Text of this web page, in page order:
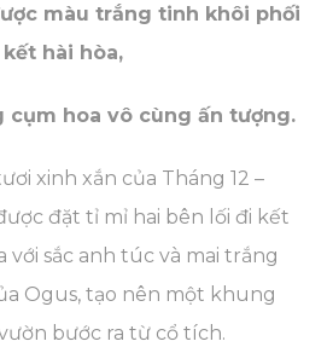
màu trắng tinh khôi phối
kết hài hòa,
cụm hoa vô cùng ấn tượng.
xinh xắn của Tháng 12 –
đặt tỉ mỉ hai bên lối đi kết
với sắc anh túc và mai trắng
Ogus, tạo nên một khung
bước ra từ cổ tích.